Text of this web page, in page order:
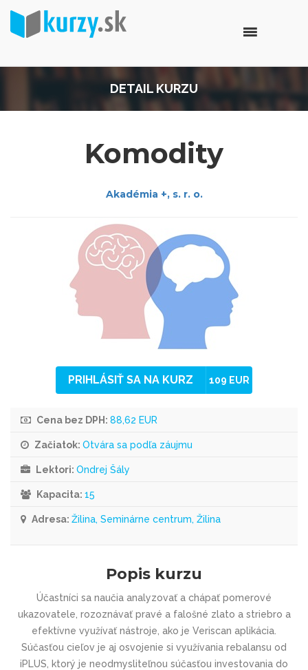
DETAIL KURZU
Komodity
Akadémia +, s. r. o.
PRIHLÁSIŤ SA NA KURZ 109 EUR
Cena bez DPH: 88,62 EUR
Začiatok: Otvára sa podľa záujmu
Lektori: Ondrej Šály
Kapacita: 15
Adresa: Žilina, Seminárne centrum, Žilina
Popis kurzu
Účastníci sa naučia analyzovať a chápať pomerové
ukazovatele, rozoznávať pravé a falošné zlato a striebro a
efektívne využívať nástroje, ako je Veriscan aplikácia.
Súčasťou cieľov je aj osvojenie si využívania rebalansu od
iPLUS, ktorý je neodmysliteľnou súčasťou investovania do